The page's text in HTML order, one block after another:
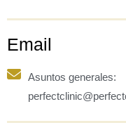
Email
Asuntos generales: